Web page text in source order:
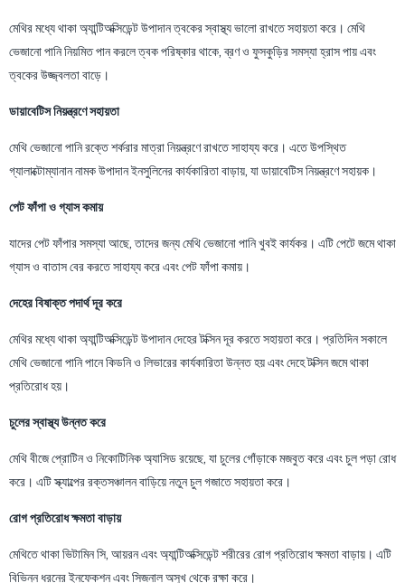
মেথির মধ্যে থাকা অ্যান্টিঅক্সিডেন্ট উপাদান ত্বকের স্বাস্থ্য ভালো রাখতে সহায়তা করে। মেথি
ভেজানো পানি নিয়মিত পান করলে ত্বক পরিষ্কার থাকে, ব্রণ ও ফুসকুড়ির সমস্যা হ্রাস পায় এবং
ত্বকের উজ্জ্বলতা বাড়ে।
ডায়াবেটিস নিয়ন্ত্রণে সহায়তা
মেথি ভেজানো পানি রক্তে শর্করার মাত্রা নিয়ন্ত্রণে রাখতে সাহায্য করে। এতে উপস্থিত
গ্যালাক্টোম্যানান নামক উপাদান ইনসুলিনের কার্যকারিতা বাড়ায়, যা ডায়াবেটিস নিয়ন্ত্রণে সহায়ক।
পেট ফাঁপা ও গ্যাস কমায়
যাদের পেট ফাঁপার সমস্যা আছে, তাদের জন্য মেথি ভেজানো পানি খুবই কার্যকর। এটি পেটে জমে থাকা
গ্যাস ও বাতাস বের করতে সাহায্য করে এবং পেট ফাঁপা কমায়।
দেহের বিষাক্ত পদার্থ দূর করে
মেথির মধ্যে থাকা অ্যান্টিঅক্সিডেন্ট উপাদান দেহের টক্সিন দূর করতে সহায়তা করে। প্রতিদিন সকালে
মেথি ভেজানো পানি পানে কিডনি ও লিভারের কার্যকারিতা উন্নত হয় এবং দেহে টক্সিন জমে থাকা
প্রতিরোধ হয়।
চুলের স্বাস্থ্য উন্নত করে
মেথি বীজে প্রোটিন ও নিকোটিনিক অ্যাসিড রয়েছে, যা চুলের গোঁড়াকে মজবুত করে এবং চুল পড়া রোধ
করে। এটি স্ক্যাল্পের রক্তসঞ্চালন বাড়িয়ে নতুন চুল গজাতে সহায়তা করে।
রোগ প্রতিরোধ ক্ষমতা বাড়ায়
মেথিতে থাকা ভিটামিন সি, আয়রন এবং অ্যান্টিঅক্সিডেন্ট শরীরের রোগ প্রতিরোধ ক্ষমতা বাড়ায়। এটি
বিভিন্ন ধরনের ইনফেকশন এবং সিজনাল অসুখ থেকে রক্ষা করে।